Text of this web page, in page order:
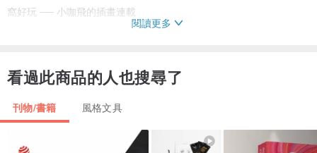
窩好玩 ── 小咖飛的插畫連載
窩藝廊 ── 動物系傢俱設計
閱讀更多
看過此商品的人也搜尋了
刊物/書籍 風格文具